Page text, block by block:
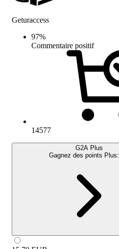
Geturaccess
97%
Commentaire positif
14577
G2A Plus
Gagnez des points Plus: